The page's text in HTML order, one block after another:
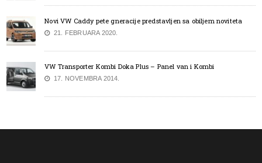
Novi VW Caddy pete gneracije predstavljen sa obiljem noviteta
21. FEBRUARA 2020.
VW Transporter Kombi Doka Plus – Panel van i Kombi
17. NOVEMBRA 2014.